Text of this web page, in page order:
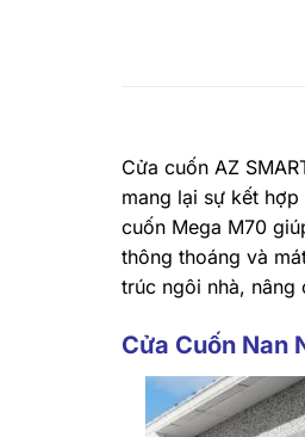
Cửa cuốn AZ
mang lại sự kết
cuốn Mega M70
thông thoáng và
trúc ngôi nhà, nâng
Cửa Cuốn Nan